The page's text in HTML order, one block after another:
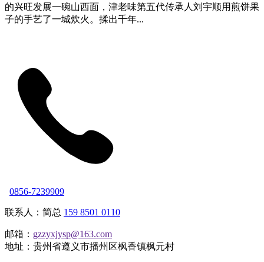
的兴旺发展一碗山西面，津老味第五代传承人刘宇顺用煎饼果
子的手艺了一城炊火。揉出千年...
0856-7239909
联系人：简总 159 8501 0110
邮箱： gzzyxjysp@163.com
地址：贵州省遵义市播州区枫香镇枫元村